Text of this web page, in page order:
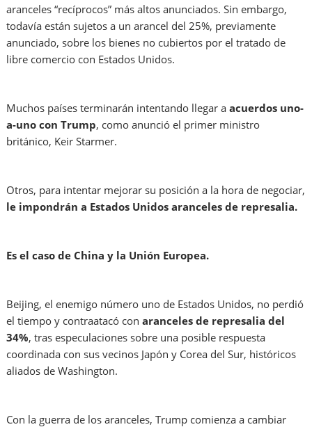
aranceles “recíprocos” más altos anunciados. Sin embargo,
todavía están sujetos a un arancel del 25%, previamente
anunciado, sobre los bienes no cubiertos por el tratado de
libre comercio con Estados Unidos.
Muchos países terminarán intentando llegar aacuerdos uno-
a-uno con Trump, como anunció el primer ministro
británico, Keir Starmer.
Otros, para intentar mejorar su posición a la hora de negociar,
le impondrán a Estados Unidos aranceles de represalia.
Es el caso de China y la Unión Europea.
Beijing, el enemigo número uno de Estados Unidos, no perdió
el tiempo y contraatacó conaranceles de represalia del
34%, tras especulaciones sobre una posible respuesta
coordinada con sus vecinos Japón y Corea del Sur, históricos
aliados de Washington.
Con la guerra de los aranceles, Trump comienza a cambiar